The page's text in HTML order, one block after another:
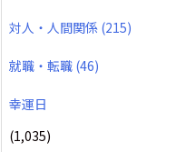
対人・人間関係 (215)
就職・転職 (46)
幸運日
(1,035)